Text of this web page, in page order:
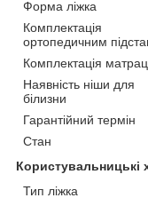
Форма ліжка
Комплектація
ортопедичним
Комплектація
Наявність ніши для
білизни
Гарантійний термін
Стан
Користувальницькі
Тип ліжка